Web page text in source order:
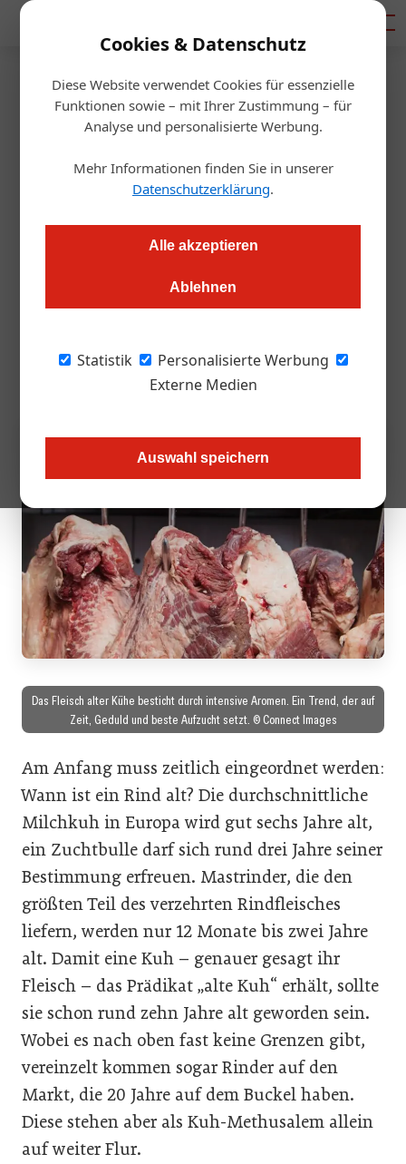
Cookies & Datenschutz
Diese Website verwendet Cookies für essenzielle
Funktionen sowie – mit Ihrer Zustimmung – für
Analyse und personalisierte Werbung.
Mehr Informationen finden Sie in unserer
Datenschutzerklärung.
Alle akzeptieren
Ablehnen
Statistik
Personalisierte Werbung
Externe Medien
Auswahl speichern
Startseite/Gastronomie
Fleisch
Alt und ausgedient? Von
wegen!
Immer mehr Gastronomiebetriebe setzen auf den Trend der
vor einiger Zeit noch nicht einmal in den Kochtopf –
geschweige denn in die Pfanne – gekommen wäre.
Das Fleisch alter Kühe besticht durch intensive Aromen. Ein Trend, der auf
Zeit, Geduld und beste Aufzucht setzt. © Connect Images
Am Anfang muss zeitlich eingeordnet werden:
Wann ist ein Rind alt? Die durchschnittliche
Milchkuh in Europa wird gut sechs Jahre alt,
ein Zuchtbulle darf sich rund drei Jahre seiner
Bestimmung erfreuen. Mastrinder, die den
größten Teil des verzehrten Rindfleisches
liefern, werden nur 12 Monate bis zwei Jahre
alt. Damit eine Kuh – genauer gesagt ihr
Fleisch – das Prädikat „alte Kuh“ erhält, sollte
sie schon rund zehn Jahre alt geworden sein.
Wobei es nach oben fast keine Grenzen gibt,
vereinzelt kommen sogar Rinder auf den
Markt, die 20 Jahre auf dem Buckel haben.
Diese stehen aber als Kuh-Methusalem allein
auf weiter Flur.